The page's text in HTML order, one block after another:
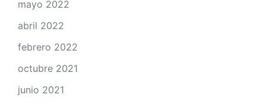
mayo 2022
abril 2022
febrero 2022
octubre 2021
junio 2021